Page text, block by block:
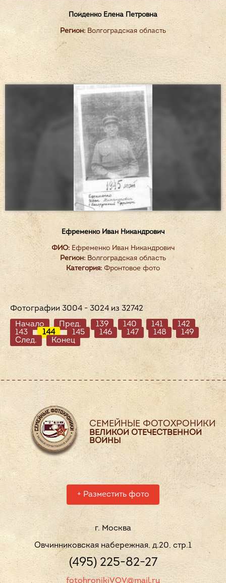
Пойденко Елена Петровна
Регион: Волгоградская область
Ефременко Иван Никандрович
ФИО: Ефременко Иван Никандрович
Регион: Волгоградская область
Категория:Фронтовое фото
Фотографии 3004 - 3024 из 32742
Начало
Пред. 139 140 141
142
143
144 145 146 147 148
149
След.
Конец
СЕМЕЙНЫЕ ФОТОХРОНИКИ
ВЕЛИКОЙ ОТЕЧЕСТВЕННОЙ
ВОЙНЫ
+ Разместить фото
г. Москва
Овчинниковская набережная, д.20, стр.1
(495) 225-82-27
fotohronikiVOV@mail.ru